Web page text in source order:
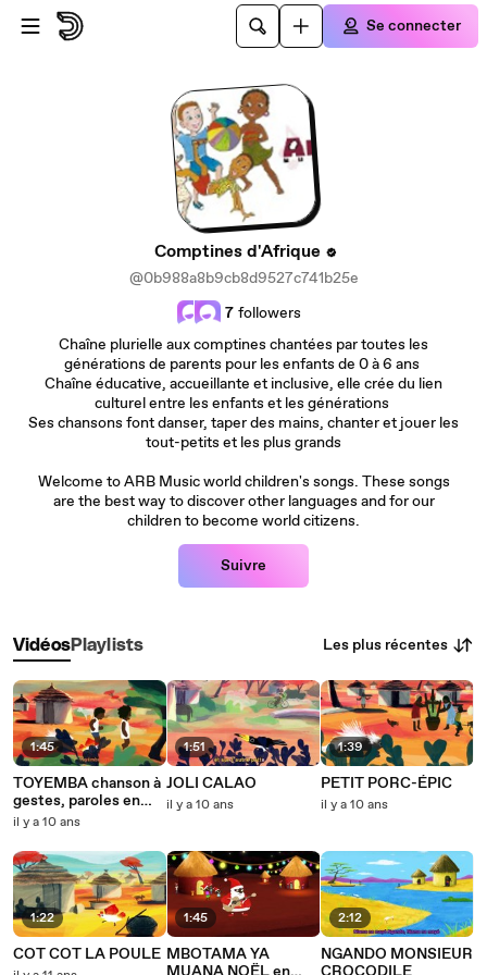
Passer au contenu principal
Se connecter
Comptines d'Afrique
@0b988a8b9cb8d9527c741b25e
7 followers
Chaîne plurielle aux comptines chantées par toutes les
générations de parents pour les enfants de 0 à 6 ans
Chaîne éducative, accueillante et inclusive, elle crée du lien
culturel entre les enfants et les générations
Ses chansons font danser, taper des mains, chanter et jouer les
tout-petits et les plus grands
Welcome to ARB Music world children's songs. These songs
are the best way to discover other languages and for our
children to become world citizens.
Suivre
VidéosPlaylists Les plus récentes
1:45
TOYEMBA chanson à
gestes, paroles en
lingala & en français
il y a 10 ans
1:22
COT COT LA POULE
1:51
JOLI CALAO
il y a 10 ans
1:45
MBOTAMA YA
1:39
PETIT PORC-ÉPIC
il y a 10 ans
2:12
NGANDO MONSIEUR